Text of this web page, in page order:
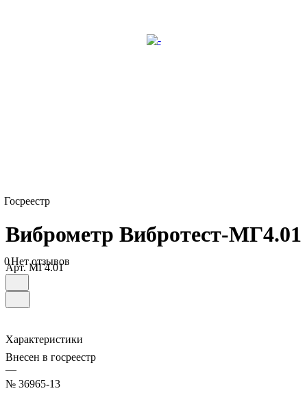
Госреестр
Виброметр Вибротест-МГ4.01
0Нет отзывов
Арт.МГ4.01
Характеристики
Внесен в госреестр
—
№ 36965-13